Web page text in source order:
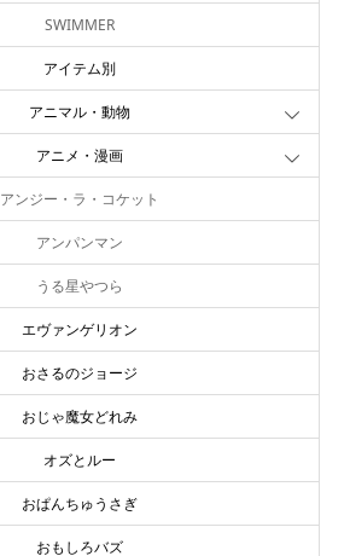
SWIMMER
アイテム別
アニマル・動物
アニメ・漫画
アンジー・ラ・コケット
アンパンマン
うる星やつら
エヴァンゲリオン
おさるのジョージ
おじゃ魔女どれみ
オズとルー
おぱんちゅうさぎ
おもしろバズ